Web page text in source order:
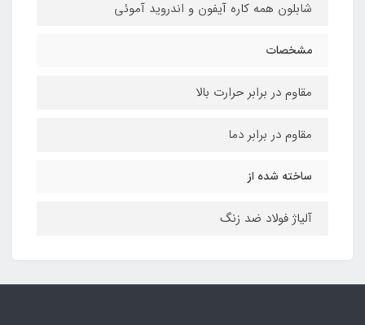
شابلون همه کاره آیفون و اندروید آموئی
مشخصات
مقاوم در برابر حرارت بالا
مقاوم در برابر دما
ساخته شده از
آلیاژ فولاد ضد زنگ